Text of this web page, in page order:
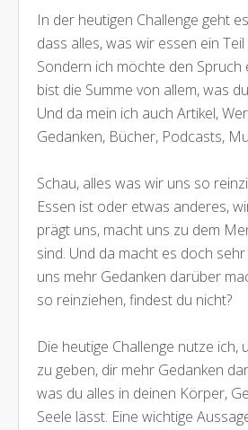
In der heutigen Challenge geht
dass alles, was wir essen ein
Sondern ich möchte den Spruch
bist die Summe von allem, was
Und da mein ich auch Artikel,
Gedanken, Bücher, Podcasts,
Schau, alles was wir uns so
Essen ist oder etwas anderes,
prägt uns, macht uns zu dem
sind. Und da macht es doch
uns mehr Gedanken darüber
so reinziehen, findest du nicht?
Die heutige Challenge nutze ich,
zu geben, dir mehr Gedanken
was du alles in deinen Körper,
Seele lässt. Eine wichtige